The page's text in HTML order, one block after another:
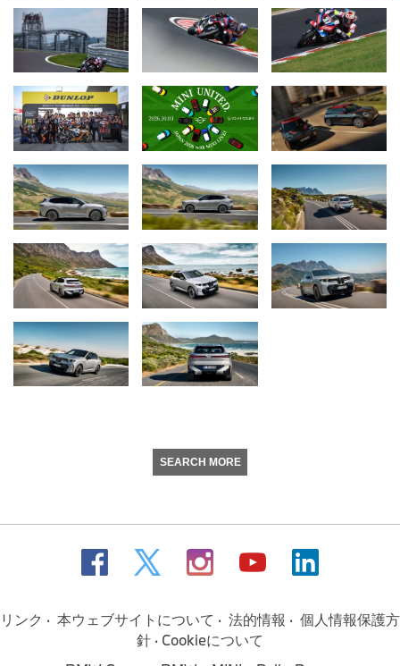
SEARCH MORE
リンク 本ウェブサイトについて 法的情報
個人情報保護方
針
Cookieについて